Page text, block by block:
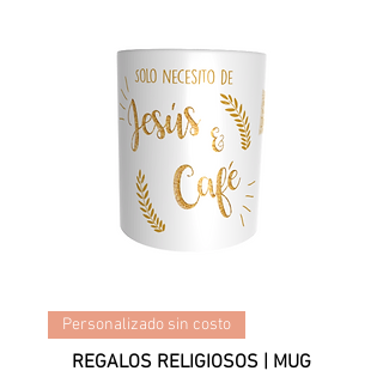
Personalizado sin costo
REGALOS RELIGIOSOS | MUG